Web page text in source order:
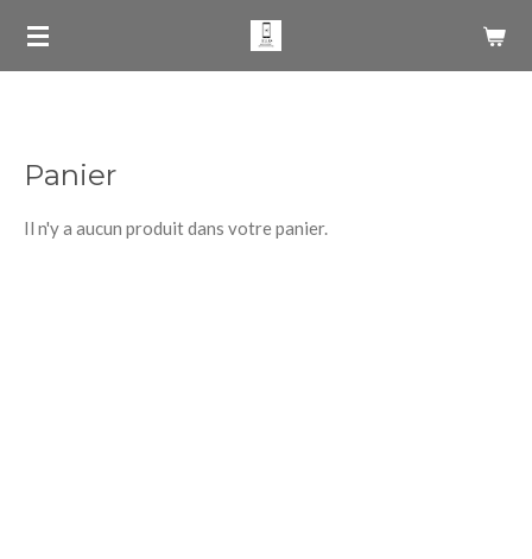
Passer
Panier
Il n'y a aucun produit dans votre panier.